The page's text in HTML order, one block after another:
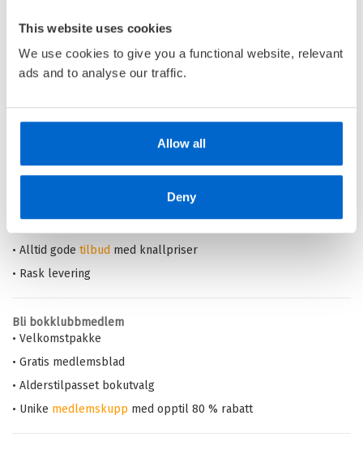
This website uses cookies
We use cookies to give you a functional website, relevant
ads and to analyse our traffic.
Allow all
Deny
Pris
Kjøp
Barnas Egen Bokverden – 100% leselyst!
• Alltid gode tilbud med knallpriser
• Rask levering
Bli bokklubbmedlem
• Velkomstpakke
• Gratis medlemsblad
• Alderstilpasset bokutvalg
• Unike medlemskupp med opptil 80 % rabatt